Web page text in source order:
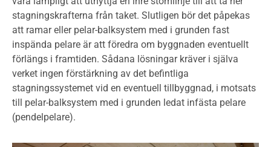
stagningskrafterna från taket. Slutligen bör det påpekas
att ramar eller pelar-balksystem med i grunden fast
inspända pelare är att föredra om byggnaden eventuellt
förlängs i framtiden. Sådana lösningar kräver i själva
verket ingen förstärkning av det befintliga
stagningssystemet vid en eventuell tillbyggnad, i motsats
till pelar-balksystem med i grunden ledat infästa pelare
(pendelpelare).